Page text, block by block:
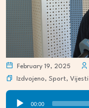
February 19, 2025
Izdvojeno, Sport, Vijesti
00:00